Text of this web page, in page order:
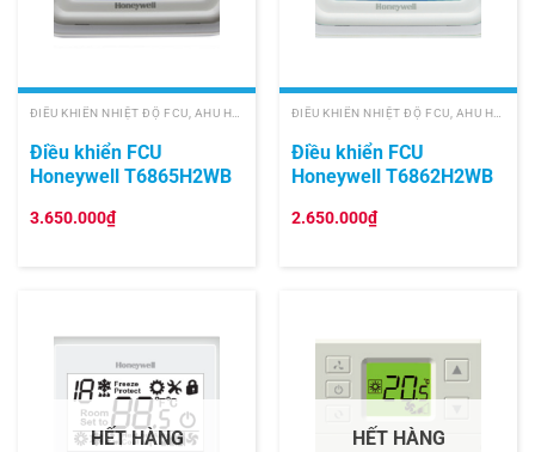
ĐIỀU KHIỂN NHIỆT ĐỘ FCU, AHU HONEYWELL
Điều khiển FCU
Honeywell T6865H2WB
3.650.000₫
ĐIỀU KHIỂN NHIỆT ĐỘ FCU, AHU HONEYWELL
Điều khiển FCU
Honeywell T6862H2WB
2.650.000₫
HẾT HÀNG HẾT HÀNG